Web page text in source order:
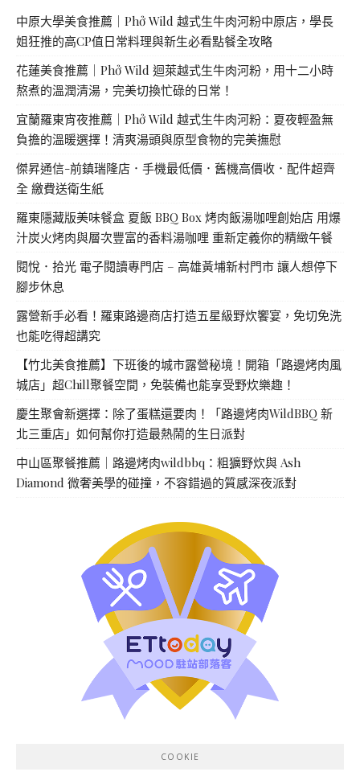
中原大學美食推薦｜Phở Wild 越式生牛肉河粉中原店，學長
姐狂推的高CP值日常料理與新生必看點餐全攻略
花蓮美食推薦｜Phở Wild 迴萊越式生牛肉河粉，用十二小時
熬煮的溫潤清湯，完美切換忙碌的日常！
宜蘭羅東宵夜推薦｜Phở Wild 越式生牛肉河粉：夏夜輕盈無
負擔的溫暖選擇！清爽湯頭與原型食物的完美撫慰
傑昇通信-前鎮瑞隆店．手機最低價．舊機高價收．配件超齊
全 繳費送衛生紙
羅東隱藏版美味餐盒 夏飯 BBQ Box 烤肉飯湯咖哩創始店 用爆
汁炭火烤肉與層次豐富的香料湯咖哩 重新定義你的精緻午餐
閱悅．拾光 電子閱讀專門店 – 高雄黃埔新村門市 讓人想停下
腳步休息
露營新手必看！羅東路邊商店打造五星級野炊饗宴，免切免洗
也能吃得超講究
【竹北美食推薦】下班後的城市露營秘境！開箱「路邊烤肉風
城店」超Chill聚餐空間，免裝備也能享受野炊樂趣！
慶生聚會新選擇：除了蛋糕還要肉！「路邊烤肉WildBBQ 新
北三重店」如何幫你打造最熱鬧的生日派對
中山區聚餐推薦｜路邊烤肉wildbbq：粗獷野炊與 Ash
Diamond 微奢美學的碰撞，不容錯過的質感深夜派對
COOKIE